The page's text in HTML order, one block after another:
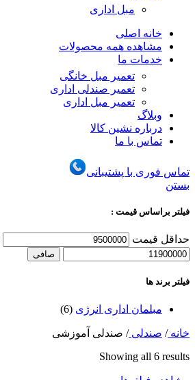
مبل اداری
خانه اصلی
مشاهده همه محصولات
خدمات ما
تعمیر مبل خانگی
تعمیر صندلی اداری
تعمیر مبل اداری
وبلاگ
درباره نشین کالا
تماس با ما
تماس فوری با پشتیبانی
بستن
فیلتر براساس قیمت :
حداقل قیمت
صافی
فیلتر برند ها
مبلمان اداری انرژی (6)
خانه/ صندلی/ صندلی آموزشی
Showing all 6 results